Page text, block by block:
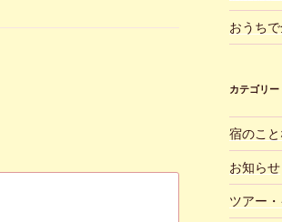
おうち
カテゴリー
宿のこ
お知らせ
ツアー